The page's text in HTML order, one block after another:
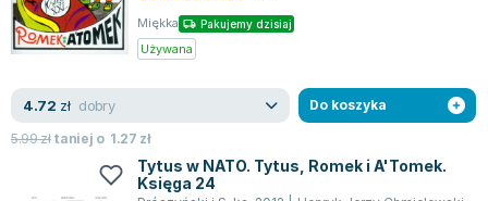
Miękka Pakujemy dzisiaj
Używana
4.72 zł dobry
5.99złtaniej o 1.27 zł
Do koszyka
Tytus w NATO. Tytus, Romek i A'Tomek.
Księga 24